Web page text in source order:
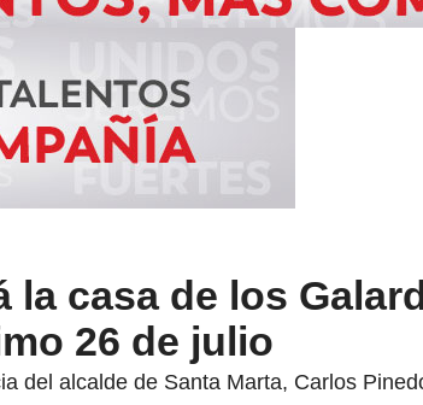
la casa de los
26 de julio
del alcalde de Santa Marta, Carlos